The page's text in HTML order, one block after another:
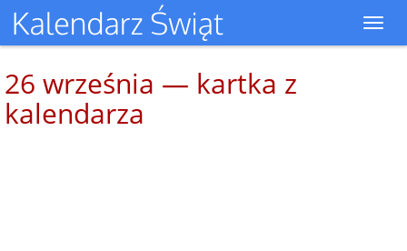
26 września — kartka z
kalendarza